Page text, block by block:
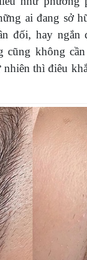
ai đang sở
đối, hay
cũng không
nhiên thì điêu